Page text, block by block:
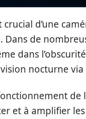
crucial d’une
Dans de
dans
nocturne via
de
et à amplifier